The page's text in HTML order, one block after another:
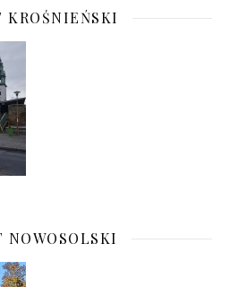
KROŚNIEŃSKI
NOWOSOLSKI